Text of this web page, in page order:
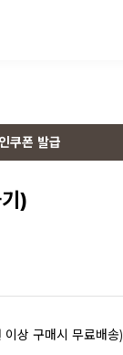
쿠폰 발급
)
상 구매시 무료배송)